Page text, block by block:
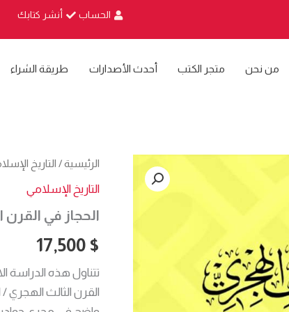
الحساب أنشر كتابك
من نحن متجر الكتب أحدث الأصدارات طريقة الشراء
الرئيسية/ التاريخ
التاريخ الإسلامي
الحجاز في القرن
17,500 $
تتناول هذه الدراسة
القرن الثالث الهجري
كمية
في
الثالث